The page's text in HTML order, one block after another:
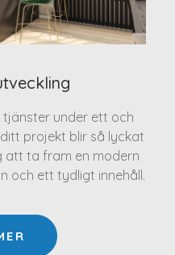
under ett och
projekt blir så lyckat
att ta fram en modern
och ett tydligt innehåll.